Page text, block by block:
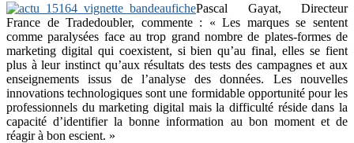
Pascal Gayat, Directeur
France de Tradedoubler, commente : « Les marques se sentent
comme paralysées face au trop grand nombre de plates-formes de
marketing digital qui coexistent, si bien qu’au final, elles se fient
plus à leur instinct qu’aux résultats des tests des campagnes et aux
enseignements issus de l’analyse des données. Les nouvelles
innovations technologiques sont une formidable opportunité pour les
professionnels du marketing digital mais la difficulté réside dans la
capacité d’identifier la bonne information au bon moment et de
réagir à bon escient. »